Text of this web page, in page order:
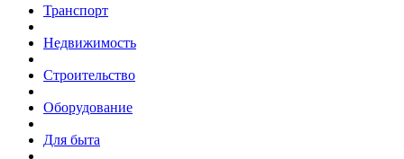
Транспорт
Недвижимость
Строительство
Оборудование
Для быта